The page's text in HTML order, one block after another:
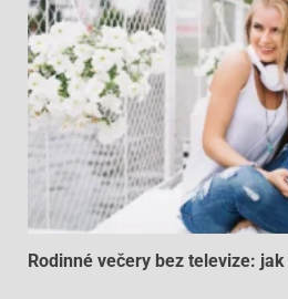
Rodinné večery bez televize: